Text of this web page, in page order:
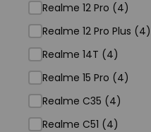
Realme 12 Pro (4)
Realme 12 Pro Plus (4)
Realme 14T (4)
Realme 15 Pro (4)
Realme C35 (4)
Realme C51 (4)